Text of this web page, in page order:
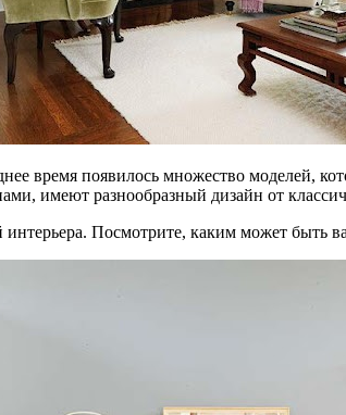
время появилось множество моделей,
имеют разнообразный дизайн от
Посмотрите, каким может быть